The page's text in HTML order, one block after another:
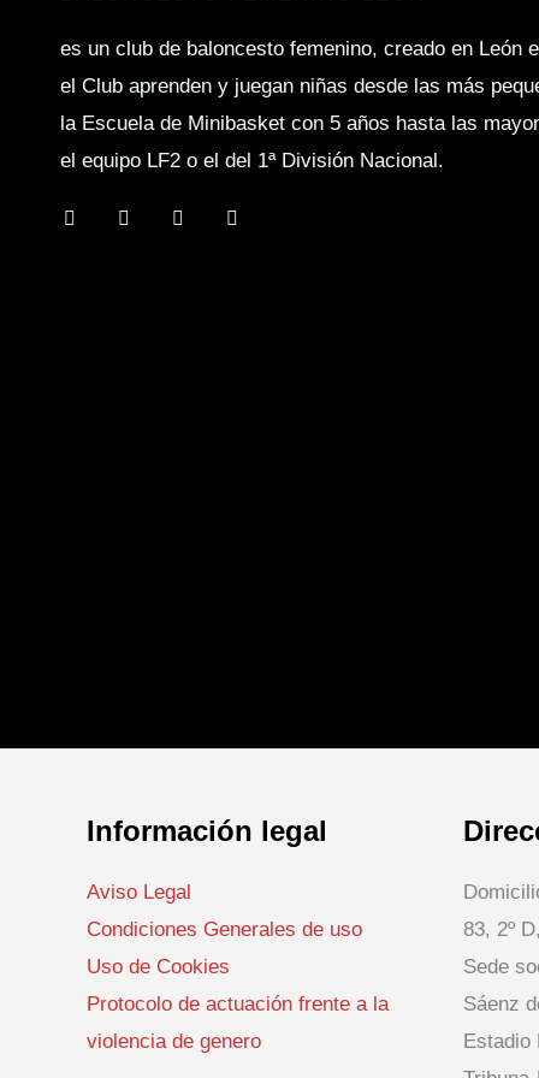
es un club de baloncesto femenino, creado en León
el Club aprenden y juegan niñas desde las más
la Escuela de Minibasket con 5 años hasta las
el equipo LF2 o el del 1ª División Nacional.
F
a
T
w
Y
o
I
n
Información legal
Aviso Legal
Condiciones Generales de uso
Uso de Cookies
Protocolo de actuación frente a la
violencia de genero
83, 2º
Sede
Sáenz
Estadio